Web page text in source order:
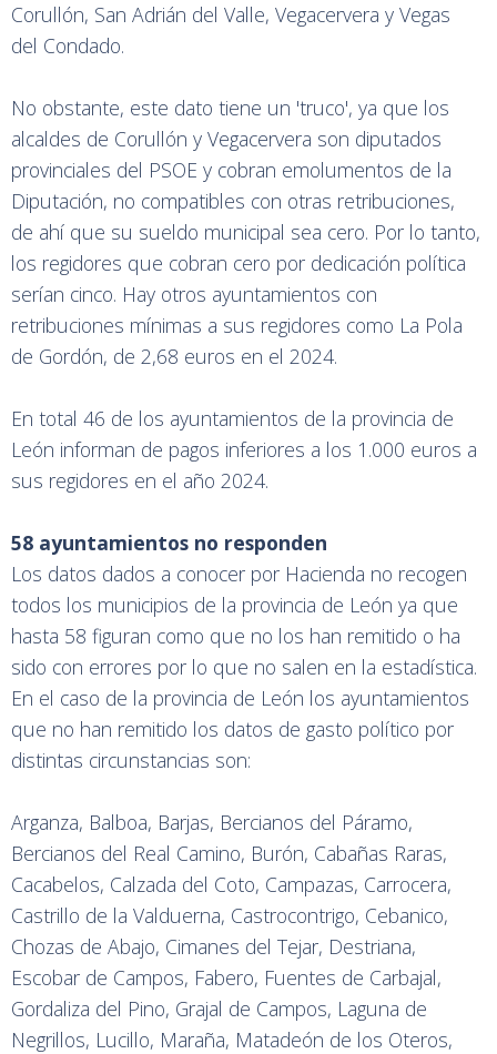
Corullón, San Adrián del Valle, Vegacervera y Vegas
del Condado.
No obstante, este dato tiene un 'truco', ya que los
alcaldes de Corullón y Vegacervera son diputados
provinciales del PSOE y cobran emolumentos de la
Diputación, no compatibles con otras retribuciones,
de ahí que su sueldo municipal sea cero. Por lo tanto,
los regidores que cobran cero por dedicación política
serían cinco. Hay otros ayuntamientos con
retribuciones mínimas a sus regidores como La Pola
de Gordón, de 2,68 euros en el 2024.
En total 46 de los ayuntamientos de la provincia de
León informan de pagos inferiores a los 1.000 euros a
sus regidores en el año 2024.
58 ayuntamientos no responden
Los datos dados a conocer por Hacienda no recogen
todos los municipios de la provincia de León ya que
hasta 58 figuran como que no los han remitido o ha
sido con errores por lo que no salen en la estadística.
En el caso de la provincia de León los ayuntamientos
que no han remitido los datos de gasto político por
distintas circunstancias son:
Arganza, Balboa, Barjas, Bercianos del Páramo,
Bercianos del Real Camino, Burón, Cabañas Raras,
Cacabelos, Calzada del Coto, Campazas, Carrocera,
Castrillo de la Valduerna, Castrocontrigo, Cebanico,
Chozas de Abajo, Cimanes del Tejar, Destriana,
Escobar de Campos, Fabero, Fuentes de Carbajal,
Gordaliza del Pino, Grajal de Campos, Laguna de
Negrillos, Lucillo, Maraña, Matadeón de los Oteros,